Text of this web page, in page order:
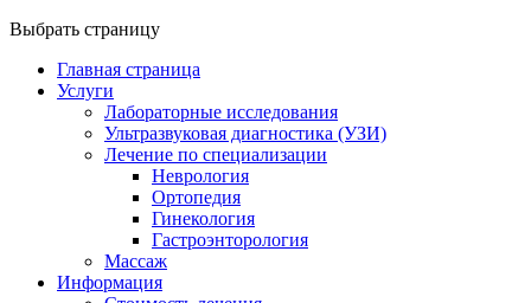
Выбрать страницу
Главная страница
Услуги
Лабораторные исследования
Ультразвуковая диагностика (УЗИ)
Лечение по специализации
Неврология
Ортопедия
Гинекология
Гастроэнторология
Массаж
Информация